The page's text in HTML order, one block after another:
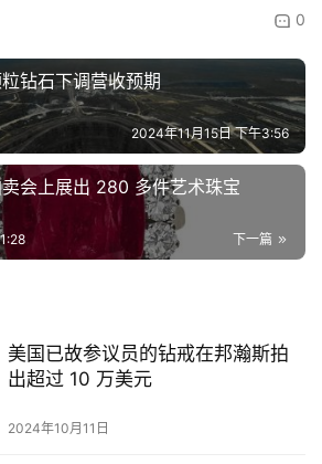
0
钻石下调营收预期
2024年11月15日 下午3:56
会上展出 280 多件艺术珠宝
下一篇
美国已故参议员的钻戒在邦瀚斯拍
出超过 10 万美元
2024年10月11日